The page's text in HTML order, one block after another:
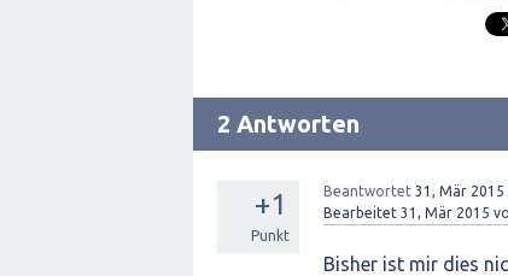
2 Antworten
+1
Punkt
Beantwortet 31, Mär 2015
Bearbeitet 31, Mär 2015
Bisher ist mir dies